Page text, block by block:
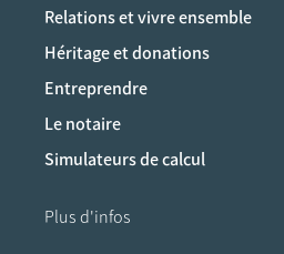
Relations et vivre ensemble
Héritage et donations
Entreprendre
Le notaire
Simulateurs de calcul
Plus d'infos